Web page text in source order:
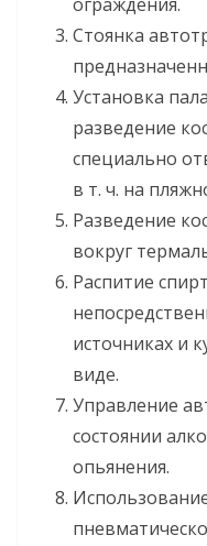
Стоянка
Установка
разведение
специально
в т. ч. на
Разведение
вокруг
Распитие
источниках и
виде.
Управление
состоянии
опьянения.